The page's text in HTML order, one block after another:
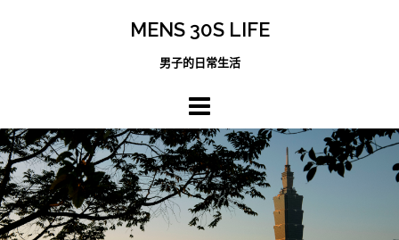
MENS 30S LIFE
男子的日常生活